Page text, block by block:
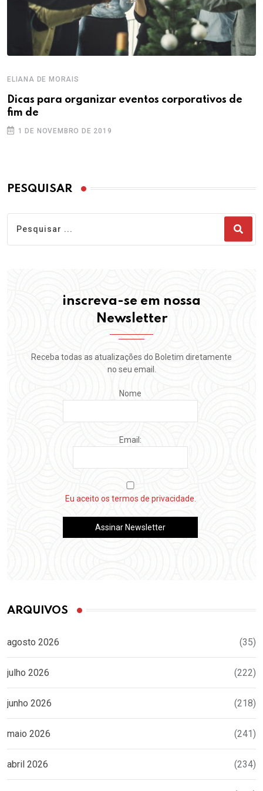
ELIANA DE MORAIS
Dicas para organizar eventos corporativos de
fim de
1 DE NOVEMBRO DE 2019
PESQUISAR
inscreva-se em nossa
Newsletter
Receba todas as atualizações do Boletim diretamente
no seu email.
Nome
Email:
Eu aceito os termos de privacidade.
ARQUIVOS
agosto 2026 (35)
julho 2026 (222)
junho 2026 (218)
maio 2026 (241)
abril 2026 (234)